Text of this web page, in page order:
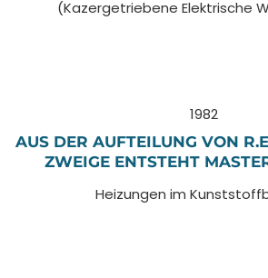
(Kazergetriebene Elektrische
1982
AUS DER AUFTEILUNG VON
ZWEIGE ENTSTEHT
Heizungen im